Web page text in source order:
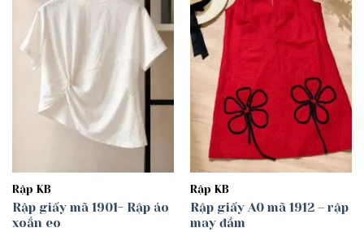
wishlist
Rập KB
Rập giấy mã 1901- Rập áo
xoắn eo
wishlist
Rập KB
Rập giấy A0 mã 1912 – rập
may đầm